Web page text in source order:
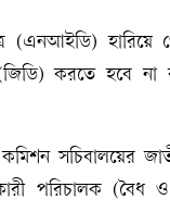
(এনআইডি)
করতে হবে না
কমিশন সচিবালয়ের
পরিচালক (বৈধ ও